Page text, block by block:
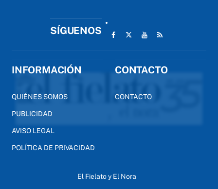
SÍGUENOS
INFORMACIÓN
QUIÉNES SOMOS
PUBLICIDAD
AVISO LEGAL
POLÍTICA DE PRIVACIDAD
CONTACTO
CONTACTO
El Fielato y El Nora